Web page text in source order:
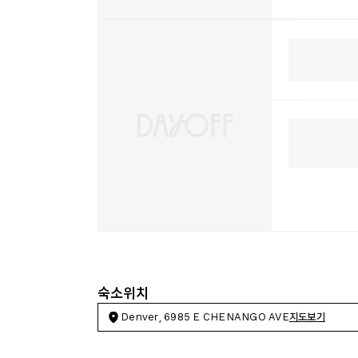
숙소위치
Denver, 6985 E CHENANGO AVE지도보기